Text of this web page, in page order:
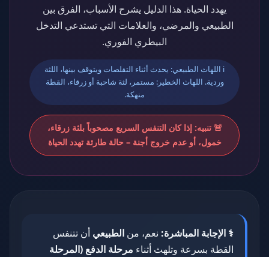
يهدد الحياة. هذا الدليل يشرح الأسباب، الفرق بين
الطبيعي والمرضي، والعلامات التي تستدعي التدخل
البيطري الفوري.
ℹ️ اللهاث الطبيعي: يحدث أثناء التقلصات ويتوقف بينها، اللثة
وردية. اللهاث الخطير: مستمر، لثة شاحبة أو زرقاء، القطة
منهكة.
🚨 تنبيه: إذا كان التنفس السريع مصحوباً بلثة زرقاء،
خمول، أو عدم خروج أجنة – حالة طارئة تهدد الحياة
⚕️ الإجابة المباشرة: نعم، منالطبيعي أن تتنفس
القطة بسرعة وتلهث أثناء مرحلة الدفع (المرحلة